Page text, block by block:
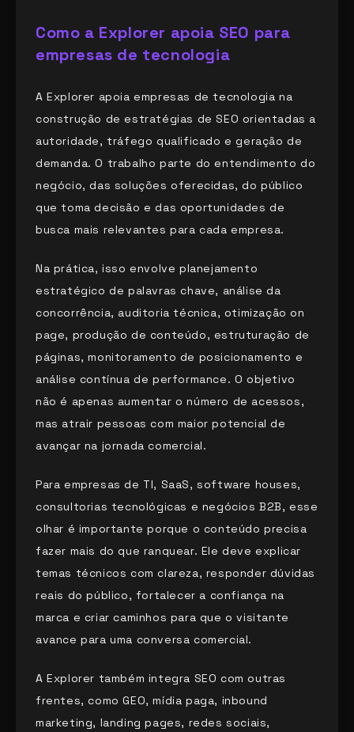
Como a Explorer apoia SEO para
empresas de tecnologia
A Explorer apoia empresas de tecnologia na
construção de estratégias de SEO orientadas a
autoridade, tráfego qualificado e geração de
demanda. O trabalho parte do entendimento do
negócio, das soluções oferecidas, do público
que toma decisão e das oportunidades de
busca mais relevantes para cada empresa.
Na prática, isso envolve planejamento
estratégico de palavras chave, análise da
concorrência, auditoria técnica, otimização on
page, produção de conteúdo, estruturação de
páginas, monitoramento de posicionamento e
análise contínua de performance. O objetivo
não é apenas aumentar o número de acessos,
mas atrair pessoas com maior potencial de
avançar na jornada comercial.
Para empresas de TI, SaaS, software houses,
consultorias tecnológicas e negócios B2B, esse
olhar é importante porque o conteúdo precisa
fazer mais do que ranquear. Ele deve explicar
temas técnicos com clareza, responder dúvidas
reais do público, fortalecer a confiança na
marca e criar caminhos para que o visitante
avance para uma conversa comercial.
A Explorer também integra SEO com outras
frentes, como GEO, mídia paga, inbound
marketing, landing pages, redes sociais,